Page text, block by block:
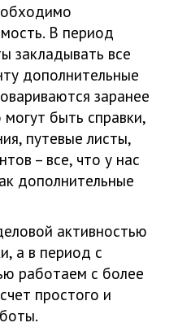
В период
закладывать все
дополнительные
заранее
быть справки,
путевые листы,
– все, что у нас
дополнительные
активностью
а в период с
работаем с более
простого и